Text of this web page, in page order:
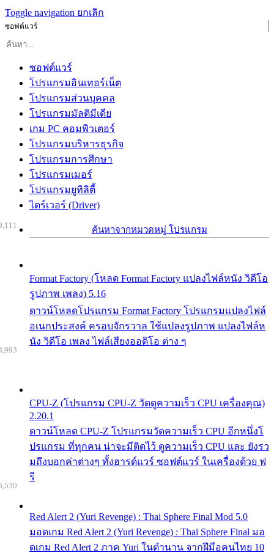
Toggle navigation ยกเลิก
ซอฟต์แวร์
ซอฟต์แวร์
โปรแกรมอินเทอร์เน็ต
โปรแกรมส่วนบุคคล
โปรแกรมมัลติมีเดีย
เกม PC คอมพิวเตอร์
โปรแกรมบริหารธุรกิจ
โปรแกรมการศึกษา
โปรแกรมเมอร์
โปรแกรมยูทิลิตี้
ไดร์เวอร์ (Driver)
ค้นหาจากหมวดหมู่ โปรแกรม
Format Factory (โหลด Format Factory แปลงไฟล์หนัง วิดีโอ
รูปภาพ เพลง) 5.16
ดาวน์โหลดโปรแกรม Format Factory โปรแกรมแปลงไฟล์
อเนกประสงค์ ครอบจักรวาล ใช้แปลงรูปภาพ แปลงไฟล์ห
นัง วิดีโอ เพลง ไฟล์เสียงออดิโอ ต่าง ๆ
CPU-Z (โปรแกรม CPU-Z วัดดูความเร็ว CPU เครื่องคุณ)
2.20.1
ดาวน์โหลด CPU-Z โปรแกรมวัดความเร็ว CPU อีกหนึ่งโ
ปรแกรม ที่ทุกคน น่าจะมีติดไว้ ดูความเร็ว CPU และ ยังรว
มถึงบอกค่าต่างๆ ทั้งฮารด์แวร์ ซอฟต์แวร์ ในเครื่องด้วย ฟ
รี
Red Alert 2 (Yuri Revenge) : Thai Sphere Final Mod 5.0
มอดเกม Red Alert 2 (Yuri Revenge) : Thai Sphere Final มอ
ดเกม Red Alert 2 ภาค Yuri ในตำนาน จากฝีมือคนไทย 10